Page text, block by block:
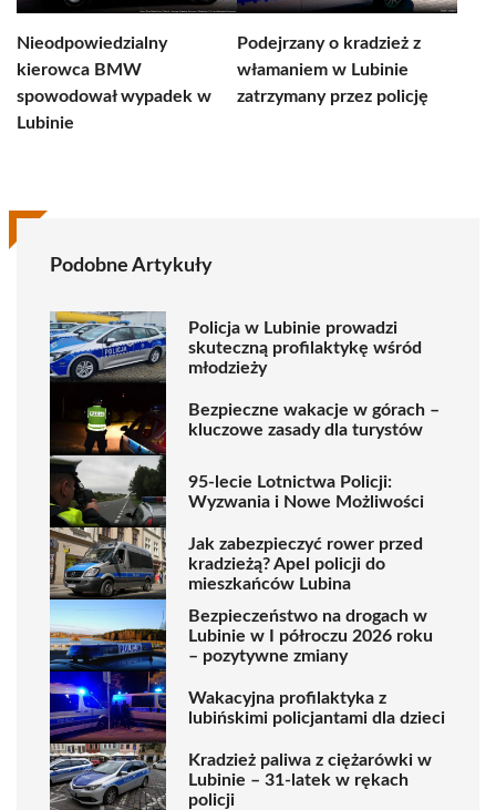
Nieodpowiedzialny
kierowca BMW
spowodował wypadek w
Lubinie
Podejrzany o kradzież z
włamaniem w Lubinie
zatrzymany przez policję
Podobne Artykuły
Policja w Lubinie prowadzi
skuteczną profilaktykę wśród
młodzieży
Bezpieczne wakacje w górach –
kluczowe zasady dla turystów
95-lecie Lotnictwa Policji:
Wyzwania i Nowe Możliwości
Jak zabezpieczyć rower przed
kradzieżą? Apel policji do
mieszkańców Lubina
Bezpieczeństwo na drogach w
Lubinie w I półroczu 2026 roku
– pozytywne zmiany
Wakacyjna profilaktyka z
lubińskimi policjantami dla dzieci
Kradzież paliwa z ciężarówki w
Lubinie – 31-latek w rękach
policji